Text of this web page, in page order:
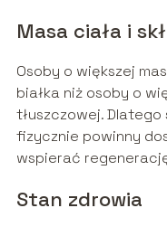
Masa ciała i
Osoby o większej
białka niż osoby o
tłuszczowej.
fizycznie powinny
wspierać
Stan zdrowia